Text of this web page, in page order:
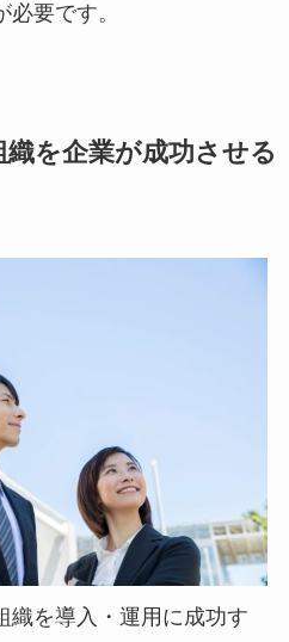
要です。
を企業が成功させる
織を導入・運用に成功す